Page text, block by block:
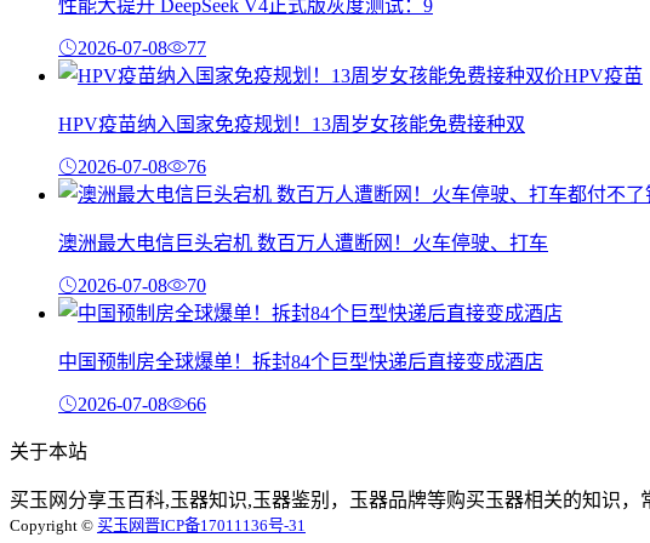
性能大提升 DeepSeek V4正式版灰度测试：9
2026-07-08 77
HPV疫苗纳入国家免疫规划！13周岁女孩能免费接种双
2026-07-08 76
澳洲最大电信巨头宕机 数百万人遭断网！火车停驶、打车
2026-07-08 70
中国预制房全球爆单！拆封84个巨型快递后直接变成酒店
2026-07-08 66
关于本站
买玉网分享玉百科,玉器知识,玉器鉴别，玉器品牌等购买玉器相关的知识
Copyright © 买玉网晋ICP备17011136号-31